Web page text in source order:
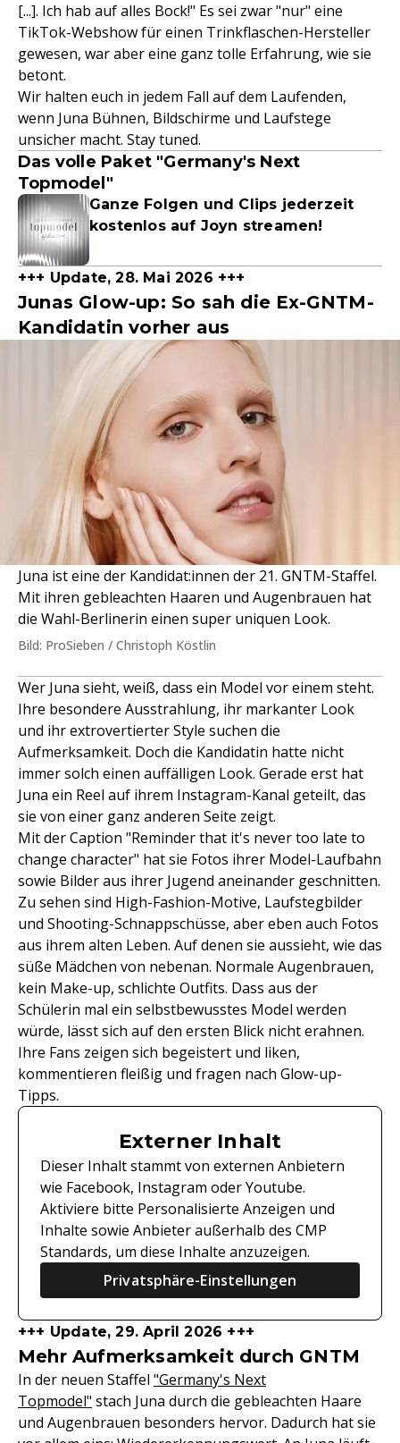
[...]. Ich hab auf alles Bock!" Es sei zwar "nur" eine
TikTok-Webshow für einen Trinkflaschen-Hersteller
gewesen, war aber eine ganz tolle Erfahrung, wie sie
betont.
Wir halten euch in jedem Fall auf dem Laufenden,
wenn Juna Bühnen, Bildschirme und Laufstege
unsicher macht. Stay tuned.
Das volle Paket "Germany's Next
Topmodel"
Ganze Folgen und Clips jederzeit
kostenlos auf Joyn streamen!
+++ Update, 28. Mai 2026 +++
Junas Glow-up: So sah die Ex-GNTM-
Kandidatin vorher aus
Juna ist eine der Kandidat:innen der 21. GNTM-Staffel.
Mit ihren gebleachten Haaren und Augenbrauen hat
die Wahl-Berlinerin einen super uniquen Look.
Bild: ProSieben / Christoph Köstlin
Wer Juna sieht, weiß, dass ein Model vor einem steht.
Ihre besondere Ausstrahlung, ihr markanter Look
und ihr extrovertierter Style suchen die
Aufmerksamkeit. Doch die Kandidatin hatte nicht
immer solch einen auffälligen Look. Gerade erst hat
Juna ein Reel auf ihrem Instagram-Kanal geteilt, das
sie von einer ganz anderen Seite zeigt.
Mit der Caption "Reminder that it's never too late to
change character" hat sie Fotos ihrer Model-Laufbahn
sowie Bilder aus ihrer Jugend aneinander geschnitten.
Zu sehen sind High-Fashion-Motive, Laufstegbilder
und Shooting-Schnappschüsse, aber eben auch Fotos
aus ihrem alten Leben. Auf denen sie aussieht, wie das
süße Mädchen von nebenan. Normale Augenbrauen,
kein Make-up, schlichte Outfits. Dass aus der
Schülerin mal ein selbstbewusstes Model werden
würde, lässt sich auf den ersten Blick nicht erahnen.
Ihre Fans zeigen sich begeistert und liken,
kommentieren fleißig und fragen nach Glow-up-
Tipps.
Externer Inhalt
Dieser Inhalt stammt von externen Anbietern
wie Facebook, Instagram oder Youtube.
Aktiviere bitte Personalisierte Anzeigen und
Inhalte sowie Anbieter außerhalb des CMP
Standards, um diese Inhalte anzuzeigen.
Privatsphäre-Einstellungen
+++ Update, 29. April 2026 +++
Mehr Aufmerksamkeit durch GNTM
In der neuen Staffel "Germany's Next
Topmodel" stach Juna durch die gebleachten Haare
und Augenbrauen besonders hervor. Dadurch hat sie